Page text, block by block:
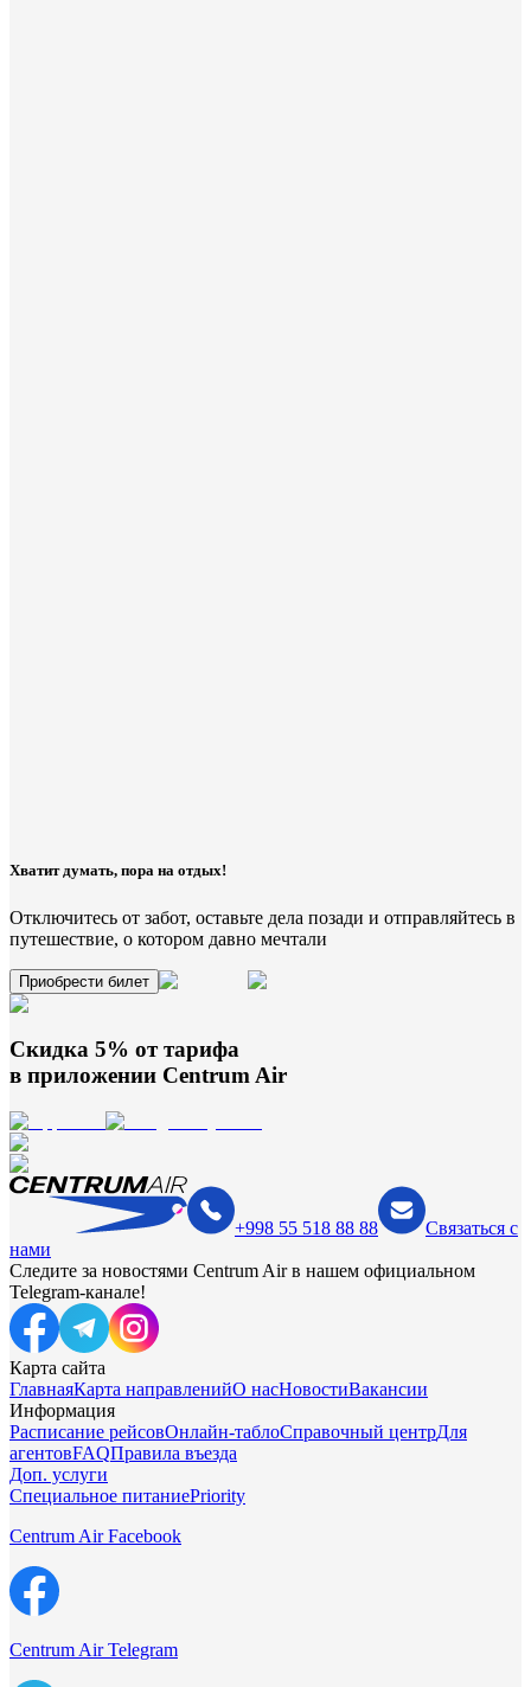
Хватит думать, пора на отдых!
Отключитесь от забот, оставьте дела позади и отправляйтесь в
путешествие, о котором давно мечтали
Приобрести билет
Скидка 5% от тарифа
в приложении Centrum Air
+998 55 518 88 88
Связаться с
нами
Следите за новостями Centrum Air в нашем официальном
Telegram-канале!
Карта сайта
ГлавнаяКарта направленийО насНовостиВакансии
Информация
Расписание рейсовОнлайн-таблоСправочный центрДля
агентовFAQПравила въезда
Доп. услуги
Специальное питаниеPriority
Centrum Air Facebook
Centrum Air Telegram